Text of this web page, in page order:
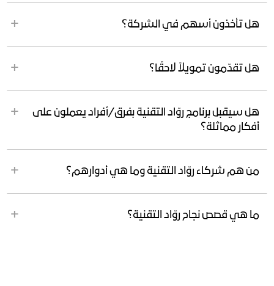
هل تأخذون أسهم في الشركة؟
هل تقدّمون تمويلاً لاحقًا؟
هل سيقبل برنامج روّاد التقنية بفرق/أفراد يعملون على
أفكار مماثلة؟
من هم شركاء روّاد التقنية وما هي أدوارهم؟
ما هي قصص نجاح روّاد التقنية؟